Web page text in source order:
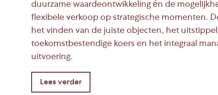
Met BRiQ Property Management wordt
Betrouwbaar. Betrokken. Ervaren.
Rethinking Real Estate.
Benieuwd wat wij voor jou kunnen betekenen?
meer informatie.
duurzame waardeontwikkeling én de
flexibele verkoop op strategische momenten.
het vinden van de juiste objecten, het
toekomstbestendige koers en het integraal
uitvoering.